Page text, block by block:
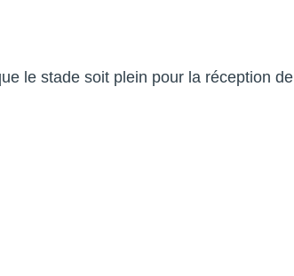
le stade soit plein pour la réception de